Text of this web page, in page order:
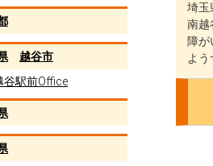
越谷市
谷駅前Office
埼玉
南越
障が
よ